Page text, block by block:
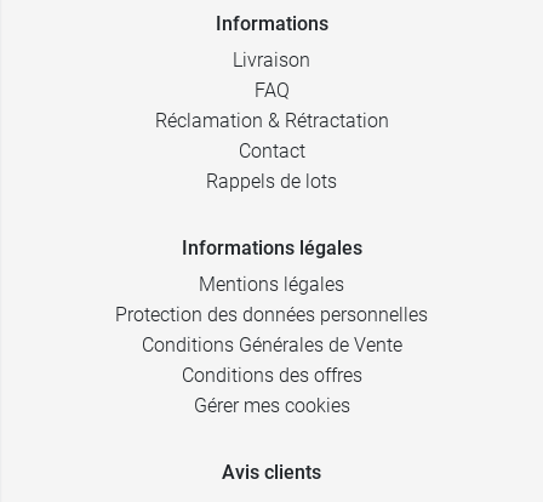
Informations
Livraison
FAQ
Réclamation & Rétractation
Contact
Rappels de lots
Informations légales
Mentions légales
Protection des données personnelles
Conditions Générales de Vente
Conditions des offres
Gérer mes cookies
Avis clients